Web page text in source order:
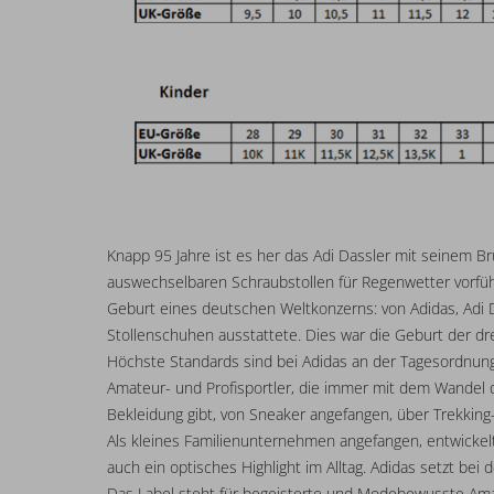
Knapp 95 Jahre ist es her das Adi Dassler mit seinem
auswechselbaren Schraubstollen für Regenwetter
Geburt eines deutschen Weltkonzerns: von Adidas,
Stollenschuhen ausstattete. Dies war die Geburt der
Höchste Standards sind bei Adidas an der
Amateur- und Profisportler, die immer mit dem
Bekleidung gibt, von Sneaker angefangen, über
Als kleines Familienunternehmen angefangen,
auch ein optisches Highlight im Alltag. Adidas setzt bei